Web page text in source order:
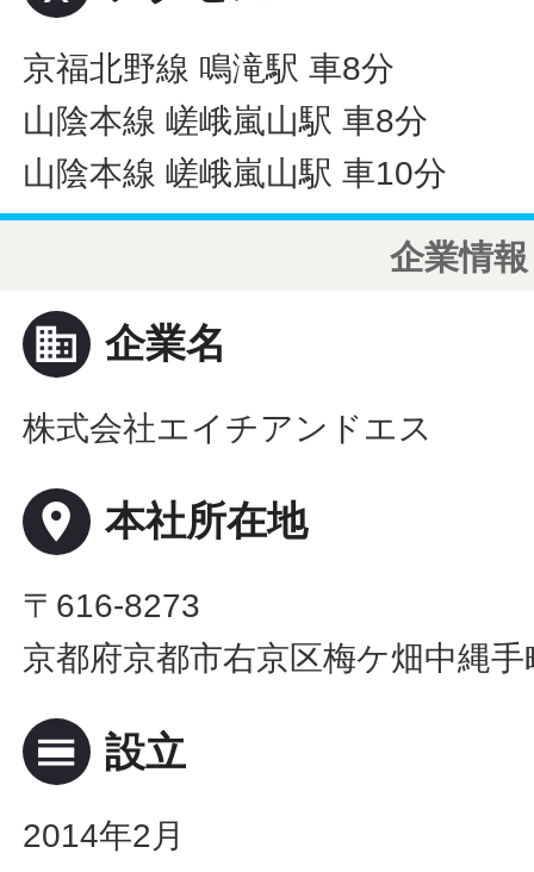
京福北野線 鳴滝駅 車8分
山陰本線 嵯峨嵐山駅 車8分
山陰本線 嵯峨嵐山駅 車10分
企業情報
business 企業名
株式会社エイチアンドエス
place 本社所在地
〒616-8273
京都府京都市右京区梅ケ畑中縄
calendar_view_day 設立
2014年2月